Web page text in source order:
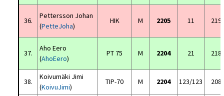
36.
Pettersson Johan
(PetteJoha)
HIK M 2205 11
37.
Aho Eero
(AhoEero)
PT 75 M 2204 21
38.
Koivumäki Jimi
(KoivuJimi)
TIP-70 M 2204 123/123